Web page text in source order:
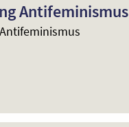
Antifeminismus